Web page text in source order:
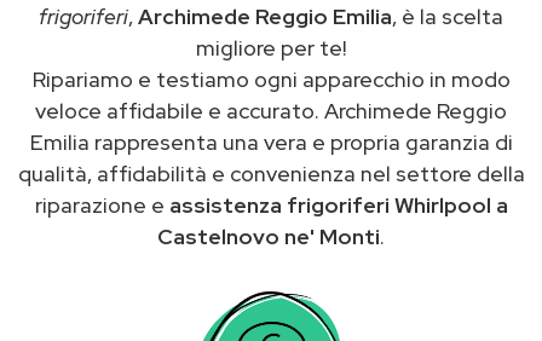
frigoriferi,Archimede Reggio Emilia, è la scelta
migliore per te!
Ripariamo e testiamo ogni apparecchio in modo
veloce affidabile e accurato. Archimede Reggio
Emilia rappresenta una vera e propria garanzia di
qualità, affidabilità e convenienza nel settore della
riparazione e assistenza frigoriferi Whirlpool a
Castelnovo ne' Monti.